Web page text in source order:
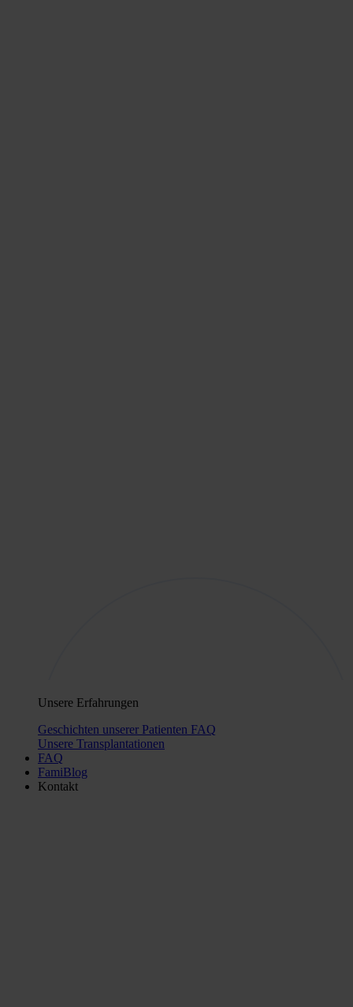
Unsere Erfahrungen
Geschichten unserer Patienten FAQ
Unsere Transplantationen
FAQ
FamiBlog
Kontakt